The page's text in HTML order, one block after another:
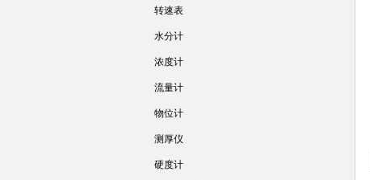
转速表
水分计
浓度计
流量计
物位计
测厚仪
硬度计